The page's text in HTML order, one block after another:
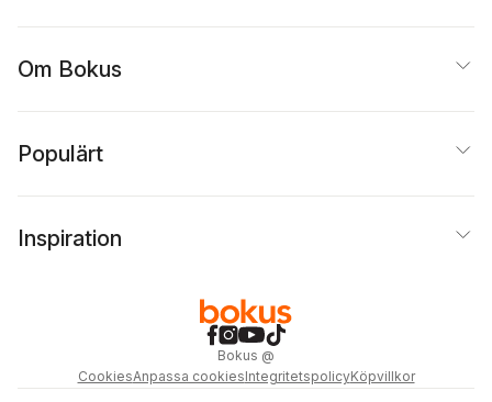
Om Bokus
Populärt
Inspiration
Bokus @
CookiesAnpassa cookiesIntegritetspolicyKöpvillkor